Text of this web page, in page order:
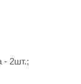
- 2шт.;